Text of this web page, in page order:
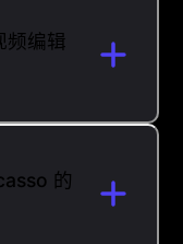
频编辑
的